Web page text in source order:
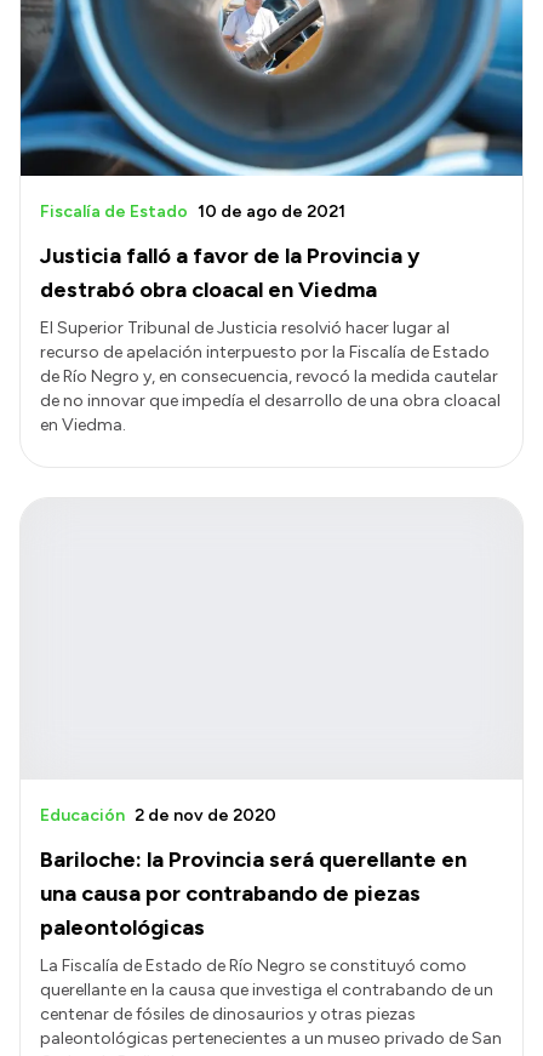
Justicia falló a favor de la Provincia y
destrabó obra cloacal en Viedma
Fiscalía de Estado 10 de ago de 2021
El Superior Tribunal de Justicia resolvió hacer lugar al
recurso de apelación interpuesto por la Fiscalía de Estado
de Río Negro y, en consecuencia, revocó la medida cautelar
de no innovar que impedía el desarrollo de una obra cloacal
en Viedma.
Bariloche: la Provincia será querellante en
una causa por contrabando de piezas
paleontológicas
Educación 2 de nov de 2020
La Fiscalía de Estado de Río Negro se constituyó como
querellante en la causa que investiga el contrabando de un
centenar de fósiles de dinosaurios y otras piezas
paleontológicas pertenecientes a un museo privado de San